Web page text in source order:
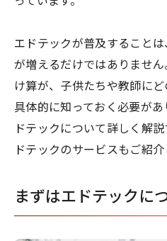
エドテックが普及すること
が増えるだけではありませ
け算が、子供たちや教師に
具体的に知っておく必要が
ドテックについて詳しく解
ドテックのサービスもご紹介
まずはエドテックに